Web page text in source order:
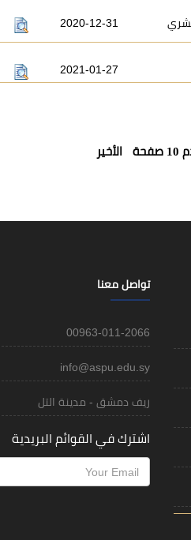
2020-12-31
2021-01-27
الأخير
تواصل معنا
00963-011-2066
info@aspu.edu.sy
ريف دمشق - مدينة التل
اشترك في القوائم البريدية